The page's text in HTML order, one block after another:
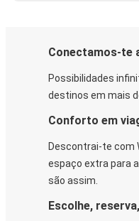
Conectamos-te
Possibilidades
destinos em mais
Conforto em
Descontrai-te com
espaço extra para
são assim.
Escolhe,